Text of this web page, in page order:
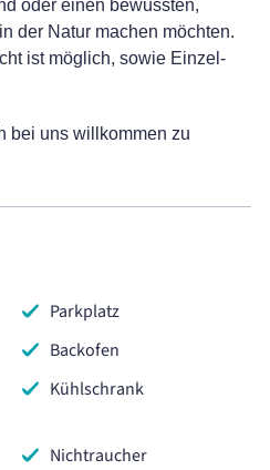
oder einen bewussten,
der Natur machen möchten.
ist möglich, sowie Einzel-
bei uns willkommen zu
Parkplatz
Backofen
Kühlschrank
Nichtraucher